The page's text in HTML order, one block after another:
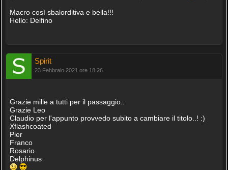
Macro così sbalorditiva e bella!!!
Hello: Delfino
Spirit
23 Febbraio 2021 ore 18:26
Grazie mille a tutti per il passaggio..
Grazie Leo
Claudio per l'appunto provvedo subito a cambiare il titolo..! :)
Xflashcoated
Pier
Franco
Rosario
Delphinus